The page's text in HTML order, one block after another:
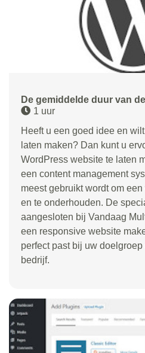
De gemiddelde duur van
1 uur
Heeft u een goed idee en
laten maken? Dan kunt u
WordPress website te laten
een content management
meest gebruikt wordt om
en te onderhouden. De
aangesloten bij Vandaag
een responsive website
perfect past bij uw
bedrijf.